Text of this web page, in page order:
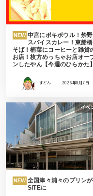
NEW 中宮にポキボウル！禁
スパイスカレー！東船
そば！楠葉にコーヒーと雑貨
お店！枚方めっちゃお店オー
ンしたやん【今週のひらかた】
すどん 2026年8月7日
イベ
NEW 全国津々浦々のプリン
SITEに